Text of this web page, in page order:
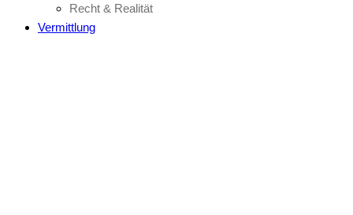
Recht & Realität
Vermittlung